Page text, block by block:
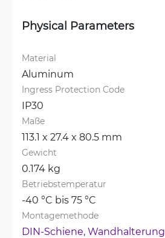
Physical Parameters
Material
Aluminum
Ingress Protection Code
IP30
Maße
113.1 x 27.4 x 80.5 mm
Gewicht
0.174 kg
Betriebstemperatur
-40 °C bis 75 °C
Montagemethode
DIN-Schiene, Wandhalterung